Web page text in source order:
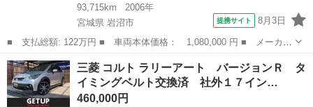
93,715km
2006年
宮城県 岩沼市
提携サイト 8月3日
■ 支払総額: 122万円 ■ 車両本体価格： 1,080,000 円 ■ メーカー
名： 三菱 ■ 車種名： コルト ■ グレード名： ラリーアート
バージョンＲ 純正オプション（ラリーアートマフラー・ラリーアー
トヒートガ...
宮城 岩沼市 コルト
三菱 コルト ラリーアート バージョンＲ タ
イミングベルト交換済 社外１７イン…
460,000円